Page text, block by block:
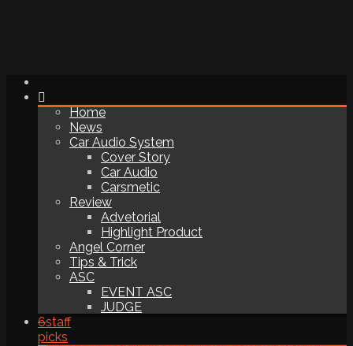
Home
News
Car Audio System
Cover Story
Car Audio
Carsmetic
Review
Advetorial
Highlight Product
Angel Corner
Tips & Trick
ASC
EVENT ASC
JUDGE
6staff
picks